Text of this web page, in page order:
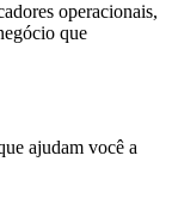
operacionais,
que
ajudam você a